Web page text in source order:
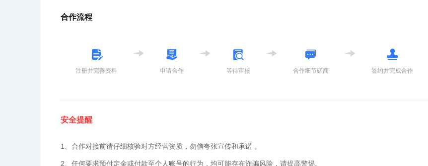
合作流程
注册并完善资料 申请合作 等待审核 合作细节磋商 签约并完成合作
安全提醒
1、合作对接前请仔细核验对方经营资质，勿信夸张宣传和承诺 。
2、任何要求预付定金或付款至个人账号的行为，均可能存在诈骗风险，请提高警惕。